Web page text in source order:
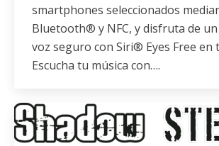
smartphones seleccionados
Bluetooth® y NFC, y disfruta de
voz seguro con Siri® Eyes Free en
Escucha tu música con….